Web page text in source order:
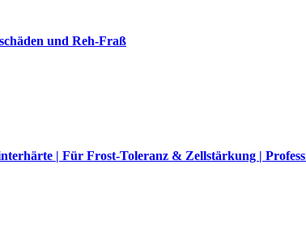
und Reh-Fraß
| Für Frost-Toleranz & Zellstärkung |